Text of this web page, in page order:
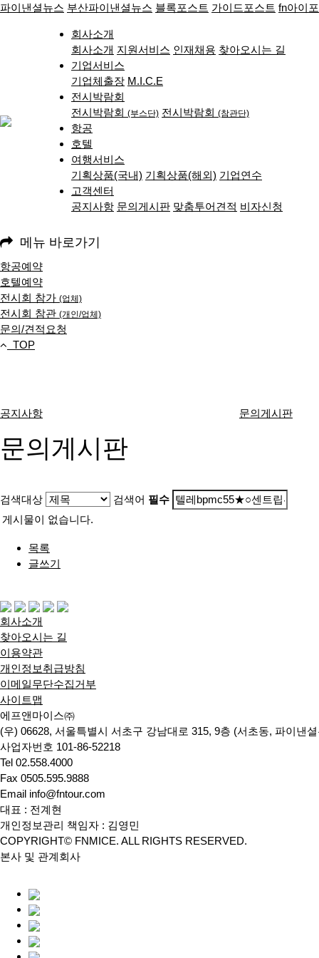
파이낸셜뉴스 부산파이낸셜뉴스 블록포스트 가이드포스트 fn아이
회사소개
회사소개 지원서비스 인재채용 찾아오시는 길
기업서비스
기업체출장 M.I.C.E
전시박람회
전시박람회 (부스단) 전시박람회 (참관단)
항공
호텔
여행서비스
기획상품(국내) 기획상품(해외) 기업연수
고객센터
공지사항 문의게시판 맞춤투어견적 비자신청
메뉴 바로가기
항공예약
호텔예약
전시회 참가 (업체)
전시회 참관 (개인/업체)
문의/견적요청
TOP
공지사항 문의게시판
문의게시판
검색대상 검색어 필수
게시물이 없습니다.
목록
글쓰기
회사소개
찾아오시는 길
이용약관
개인정보취급방침
이메일무단수집거부
사이트맵
에프앤마이스㈜
(우) 06628, 서울특별시 서초구 강남대로 315, 9층 (서초동, 파이낸
사업자번호 101-86-52218
Tel 02.558.4000
Fax 0505.595.9888
Email info@fntour.com
대표 : 전계현
개인정보관리 책임자 : 김영민
COPYRIGHT© FNMICE. ALL RIGHTS RESERVED.
본사 및 관계회사